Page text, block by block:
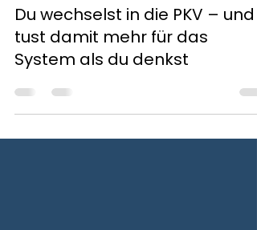
vor 3 Tagen
4 Min. Lesezeit
Du wechselst in die PKV – und
tust damit mehr für das
System als du denkst